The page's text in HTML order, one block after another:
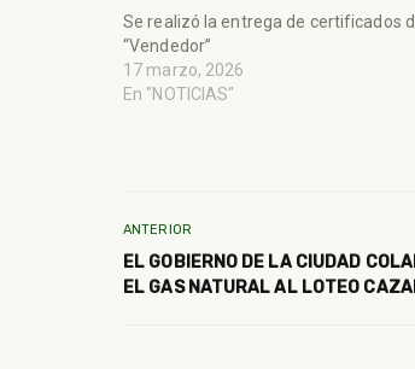
Se realizó la entrega de certificados
“Vendedor”
17 marzo, 2026
En "NOTICIAS"
ANTERIOR
EL GOBIERNO DE LA CIUDAD
EL GAS NATURAL AL LOTEO